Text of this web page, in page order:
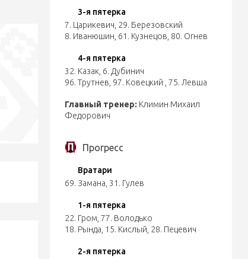
3-я пятерка
7. Царикевич 29. Березовский
8. Иванюшин 61. Кузнецов 80. Огнев
4-я пятерка
32. Казак 6. Дубинич
96. Трутнев 97. Ковецкий 75. Левша
Главный тренер: Климин Михаил
Федорович
Прогресс
Вратари
69. Замана 31. Гулев
1-я пятерка
22. Гром 77. Володько
18. Рында 15. Кислый 28. Пецевич
2-я пятерка